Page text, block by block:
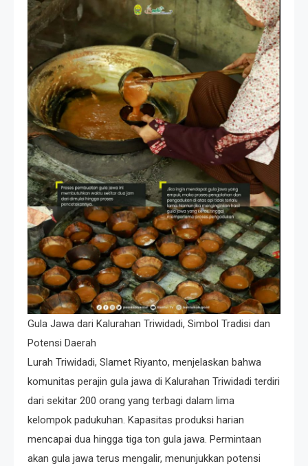
Gula Jawa dari Kalurahan Triwidadi, Simbol Tradisi dan
Potensi Daerah
Lurah Triwidadi, Slamet Riyanto, menjelaskan bahwa
komunitas perajin gula jawa di Kalurahan Triwidadi terdiri
dari sekitar 200 orang yang terbagi dalam lima
kelompok padukuhan. Kapasitas produksi harian
mencapai dua hingga tiga ton gula jawa. Permintaan
akan gula jawa terus mengalir, menunjukkan potensi